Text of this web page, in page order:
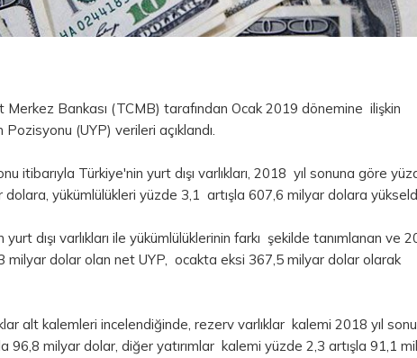
Merkez Bankası (TCMB) tarafından Ocak 2019 dönemine ilişkin
Pozisyonu (UYP) verileri açıklandı.
itibarıyla Türkiye'nin yurt dışı varlıkları, 2018 yıl sonuna göre
dolara, yükümlülükleri yüzde 3,1 artışla 607,6 milyar dolara
dışı varlıkları ile yükümlülüklerinin farkı şekilde tanımlanan ve
milyar dolar olan net UYP, ocakta eksi 367,5 milyar dolar olarak
alt kalemleri incelendiğinde, rezerv varlıklar kalemi 2018 yıl
96,8 milyar dolar, diğer yatırımlar kalemi yüzde 2,3 artışla 91,1